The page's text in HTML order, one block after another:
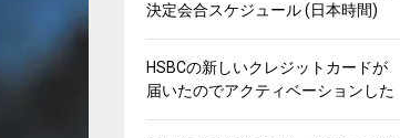
決定会合スケジュール (日本時間)
HSBCの新しいクレジットカードが
届いたのでアクティベーションした